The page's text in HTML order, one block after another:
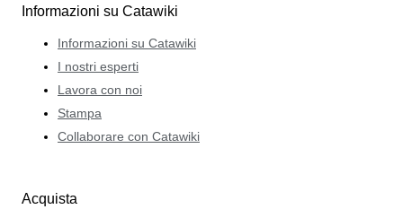
Informazioni su Catawiki
Informazioni su Catawiki
I nostri esperti
Lavora con noi
Stampa
Collaborare con Catawiki
Acquista